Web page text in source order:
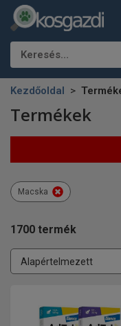
Keresés…
Kezdőoldal
Termékek
1700 termék
Macska